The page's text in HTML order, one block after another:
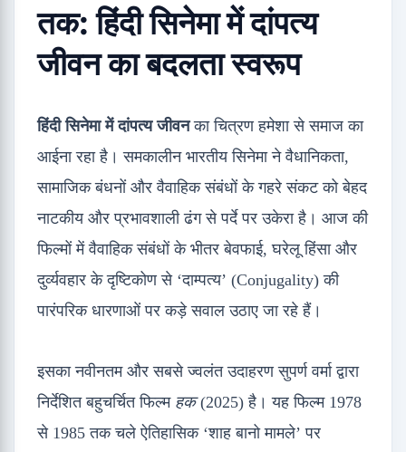
तक: हिंदी सिनेमा में दांपत्य
जीवन का बदलता स्वरूप
हिंदी सिनेमा में दांपत्य जीवनका चित्रण हमेशा से समाज का
आईना रहा है। समकालीन भारतीय सिनेमा ने वैधानिकता,
सामाजिक बंधनों और वैवाहिक संबंधों के गहरे संकट को बेहद
नाटकीय और प्रभावशाली ढंग से पर्दे पर उकेरा है। आज की
फिल्मों में वैवाहिक संबंधों के भीतर बेवफाई, घरेलू हिंसा और
दुर्व्यवहार के दृष्टिकोण से ‘दाम्पत्य’ (Conjugality) की
पारंपरिक धारणाओं पर कड़े सवाल उठाए जा रहे हैं।
इसका नवीनतम और सबसे ज्वलंत उदाहरण सुपर्ण वर्मा द्वारा
निर्देशित बहुचर्चित फिल्म हक(2025) है। यह फिल्म 1978
से 1985 तक चले ऐतिहासिक ‘शाह बानो मामले’ पर